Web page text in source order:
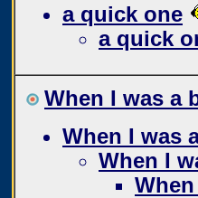
a quick one
a quick
When I was a
When I was
When I